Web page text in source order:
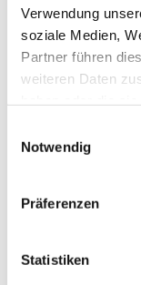
Verwendung
soziale Medien,
Partner führen
weiteren Daten
Notwendig
Präferenzen
StatistikenDies